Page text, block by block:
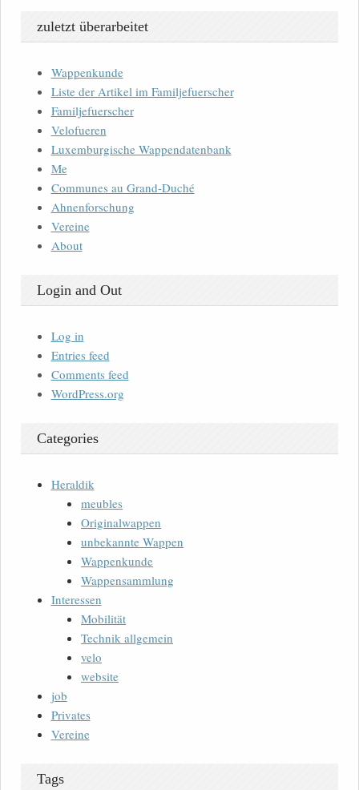
zuletzt überarbeitet
Wappenkunde
Liste der Artikel im Familjefuerscher
Familjefuerscher
Velofueren
Luxemburgische Wappendatenbank
Me
Communes au Grand-Duché
Ahnenforschung
Vereine
About
Login and Out
Log in
Entries feed
Comments feed
WordPress.org
Categories
Heraldik
meubles
Originalwappen
unbekannte Wappen
Wappenkunde
Wappensammlung
Interessen
Mobilität
Technik allgemein
velo
website
job
Privates
Vereine
Tags